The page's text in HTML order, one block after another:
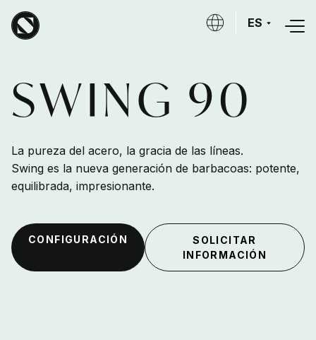
Skip to main content
ES
SWING 90
La pureza del acero, la gracia de las líneas.
Swing es la nueva generación de barbacoas: potente,
equilibrada, impresionante.
CONFIGURACIÓN
SOLICITAR
INFORMACIÓN